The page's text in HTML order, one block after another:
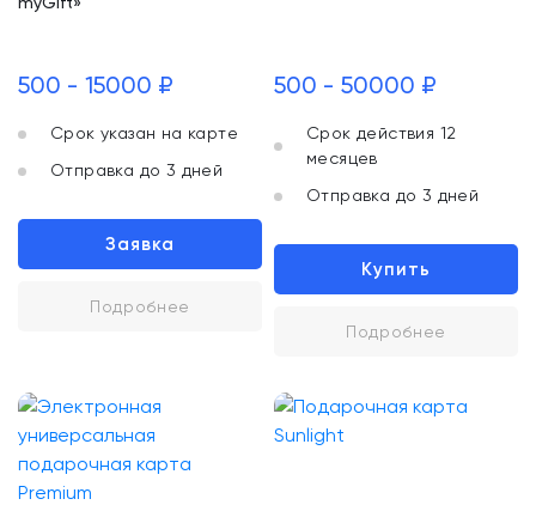
500 - 15000 ₽
Срок указан на карте
Отправка до 3 дней
Заявка
Подробнее
500 - 50000 ₽
Срок действия 12
месяцев
Отправка до 3 дней
Купить
Подробнее